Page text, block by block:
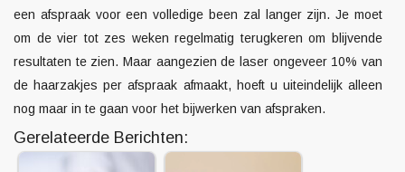
een afspraak voor een volledige been zal langer zijn. Je moet
om de vier tot zes weken regelmatig terugkeren om blijvende
resultaten te zien. Maar aangezien de laser ongeveer 10% van
de haarzakjes per afspraak afmaakt, hoeft u uiteindelijk alleen
nog maar in te gaan voor het bijwerken van afspraken.
Gerelateerde Berichten: